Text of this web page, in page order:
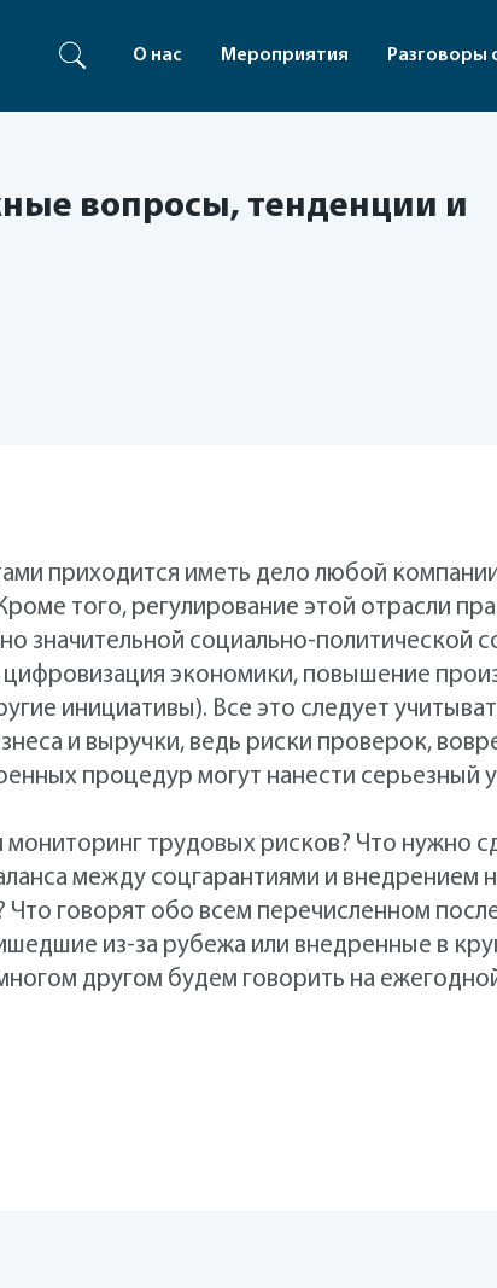
О нас Мероприятия Разговоры
вопросы, тенденции и
приходится иметь дело любой
того, регулирование этой отрасли
значительной социально-политической
цифровизация экономики, повышение
инициативы). Все это следует
и выручки, ведь риски проверок,
процедур могут нанести серьезный
мониторинг трудовых рисков? Что нужно
между соцгарантиями и внедрением
говорят обо всем перечисленном
из-за рубежа или внедренные в
другом будем говорить на